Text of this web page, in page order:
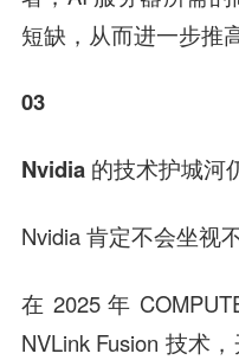
短缺，从而进一步推
03
Nvidia 的技术护城河
Nvidia 肯定不会坐视不
在 2025 年
NVLink Fusion 技术